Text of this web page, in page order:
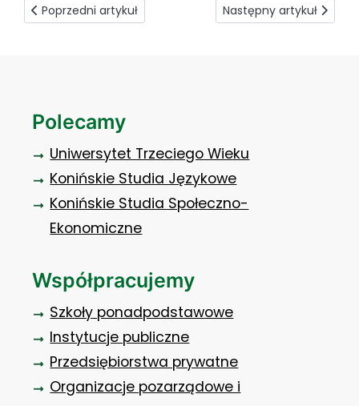
Poprzedni artykuł: W zupełnie nowe strony
Poprzedni artykuł Następny artykuł: Nie
Następny artykuł
Polecamy
Uniwersytet Trzeciego Wieku
Konińskie Studia Językowe
Konińskie Studia Społeczno-
Ekonomiczne
Współpracujemy
Szkoły ponadpodstawowe
Instytucje publiczne
Przedsiębiorstwa prywatne
Organizacje pozarządowe i